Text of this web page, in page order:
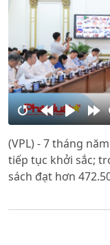
RestartRewind
10s
Play
10s
(VPL) - 7 tháng
tiếp tục khởi sắc;
sách đạt hơn